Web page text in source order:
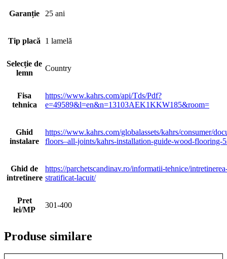
Garanție 25 ani
Tip placă 1 lamelă
Selecție de
lemn
Country
Fisa
tehnica
https://www.kahrs.com/api/Tds/Pdf?
e=49589&l=en&n=13103AEK1KKW185&room=
Ghid
instalare
https://www.kahrs.com/globalassets/kahrs/consumer/
floors–all-joints/kahrs-installation-guide-wood-flooring-
Ghid de
intretinere
https://parchetscandinav.ro/informatii-tehnice/
stratificat-lacuit/
Pret
lei/MP
301-400
Produse similare